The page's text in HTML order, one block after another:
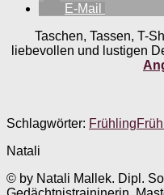
E-Mail
Taschen, Tassen, T-
liebevollen und lustigen
Schlagwörter: Frühling
Natali
© by Natali Mallek. Dipl.